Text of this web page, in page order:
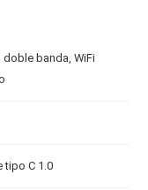
banda, WiFi
tipo C 1.0